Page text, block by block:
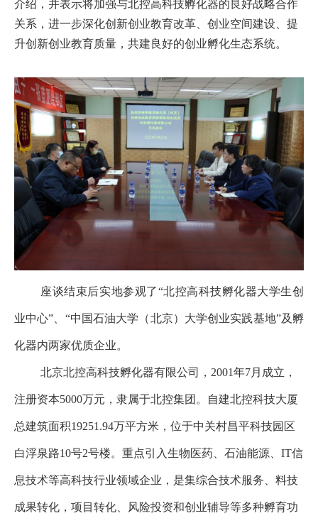
指
培
养
双
创
实
基
地
精
介绍，并表示将加强与北控高科技孵化器的良好战略合作
关系，进一步深化创新创业教育改革、创业空间建设、提
升创新创业教育质量，共建良好的创业孵化生态系统。
座谈结束后实地参观了“北控高科技孵化器大学生创
业中心”、“中国石油大学（北京）大学创业实践基地”及孵
化器内两家优质企业。
北京北控高科技孵化器有限公司，2001年7月成立，
注册资本5000万元，隶属于北控集团。自建北控科技大厦
总建筑面积19251.94万平方米，位于中关村昌平科技园区
白浮泉路10号2号楼。重点引入生物医药、石油能源、IT信
息技术等高科技行业领域企业，是集综合技术服务、料技
成果转化，项目转化、风险投资和创业辅导等多种孵育功